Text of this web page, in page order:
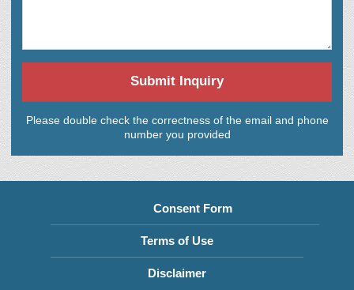
Submit Inquiry
Please double check the correctness of the email and phone
number you provided
Consent Form
Terms of Use
Disclaimer